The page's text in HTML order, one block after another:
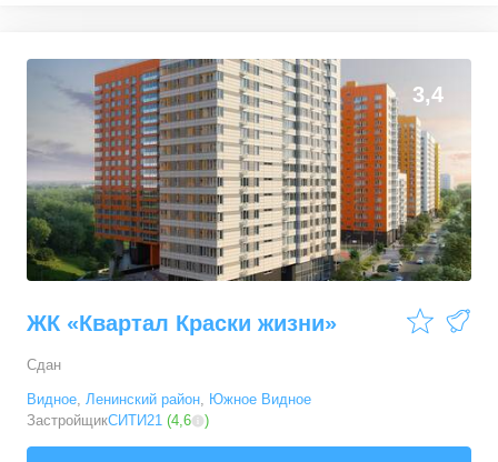
3,4
ЖК «Квартал Краски жизни»
Сдан
Видное, Ленинский район, Южное Видное
ЗастройщикСИТИ21 (4,6 )